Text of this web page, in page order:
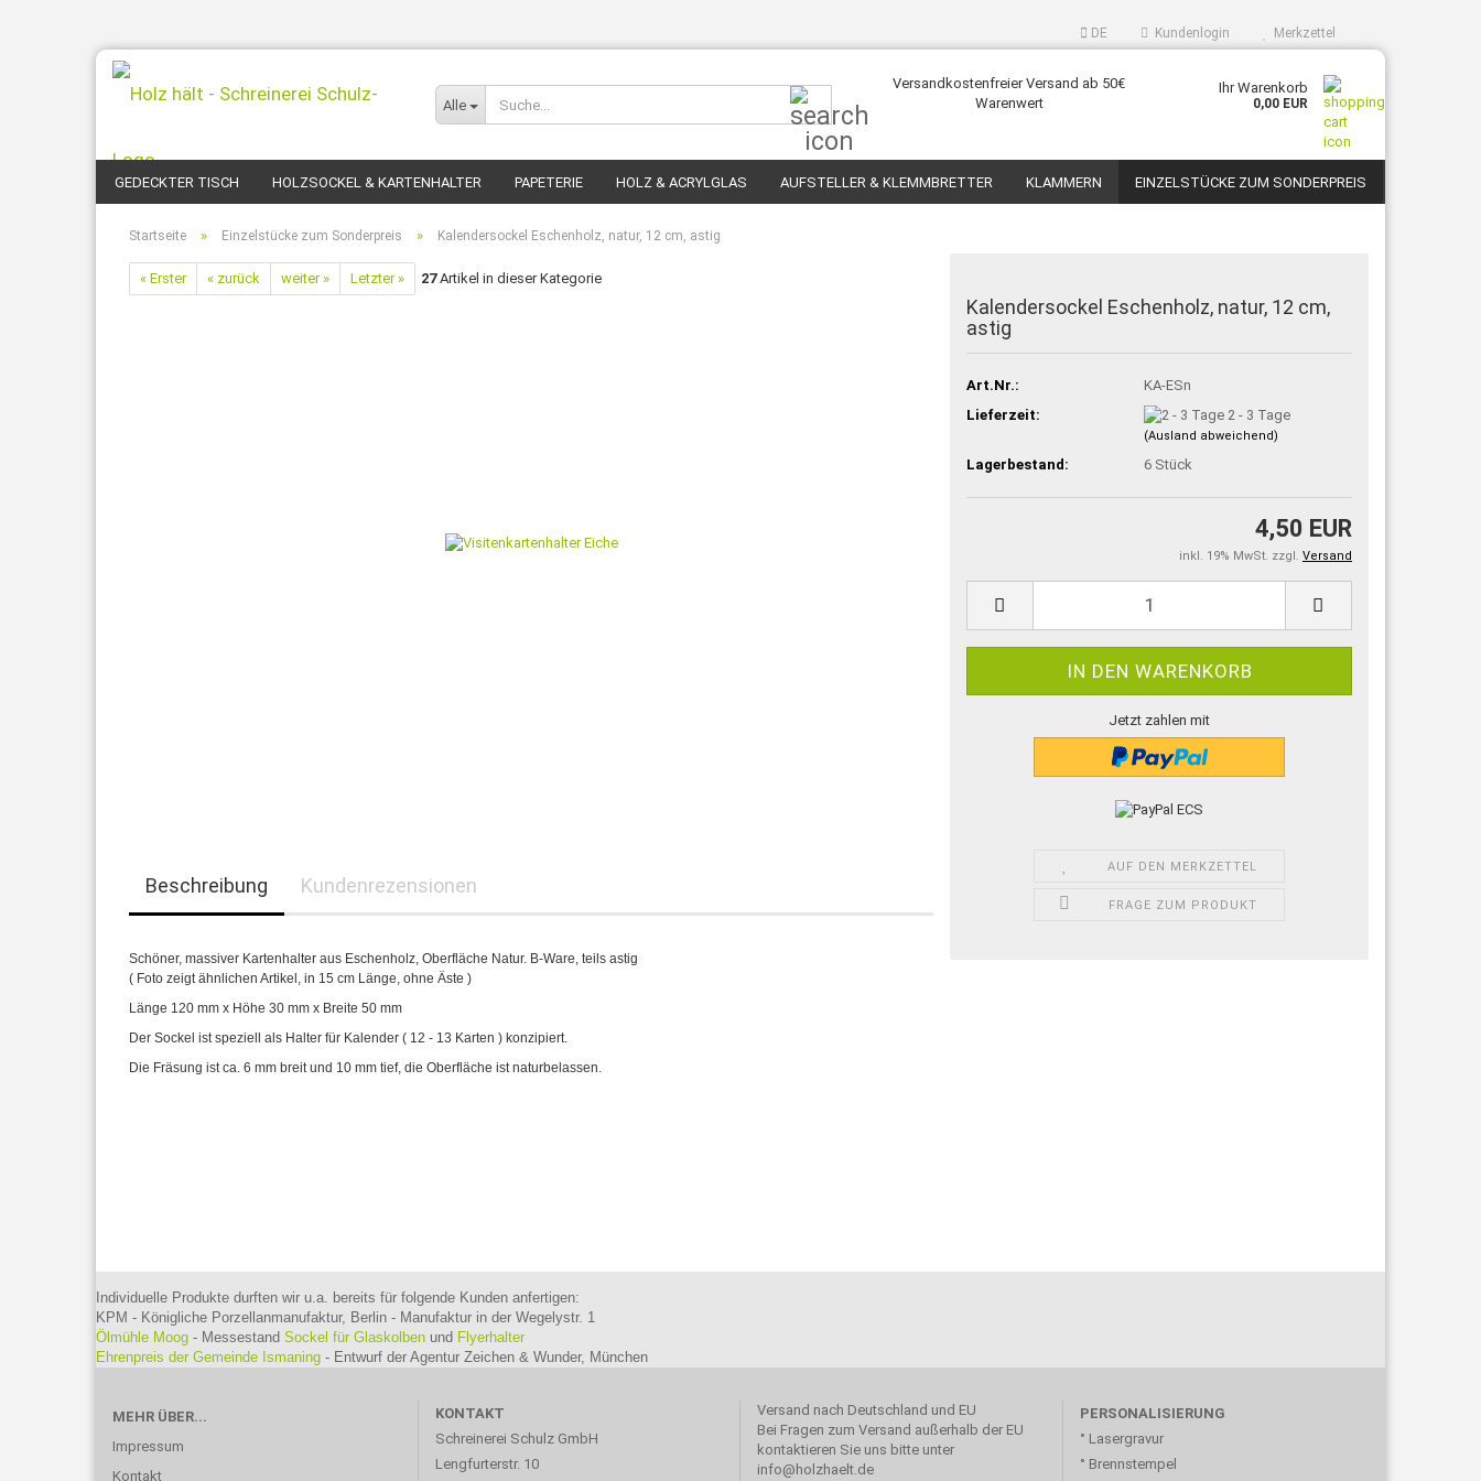
DE Kundenlogin Merkzettel
Alle
Versandkostenfreier Versand ab 50€
Warenwert
Ihr Warenkorb
0,00 EUR
GEDECKTER TISCH HOLZSOCKEL & KARTENHALTER PAPETERIE HOLZ & ACRYLGLAS AUFSTELLER & KLEMMBRETTER KLAMMERN EINZELSTÜCKE ZUM SONDERPREIS
Startseite » Einzelstücke zum Sonderpreis » Kalendersockel Eschenholz, natur, 12 cm, astig
« Erster « zurück weiter » Letzter » 27Artikel in dieser Kategorie
Kalendersockel Eschenholz, natur, 12 cm,
astig
Art.Nr.:
KA-ESn
Lieferzeit:
2 - 3 Tage
(Ausland abweichend)
Lagerbestand: 6 Stück
4,50 EUR
inkl. 19% MwSt. zzgl. Versand
Jetzt zahlen mit
AUF DEN MERKZETTEL
FRAGE ZUM PRODUKT
Beschreibung Kundenrezensionen
Schöner, massiver Kartenhalter aus Eschenholz, Oberfläche Natur. B-Ware, teils astig
( Foto zeigt ähnlichen Artikel, in 15 cm Länge, ohne Äste )
Länge 120 mm x Höhe 30 mm x Breite 50 mm
Der Sockel ist speziell als Halter für Kalender ( 12 - 13 Karten ) konzipiert.
Die Fräsung ist ca. 6 mm breit und 10 mm tief, die Oberfläche ist naturbelassen.
Individuelle Produkte durften wir u.a. bereits für folgende Kunden anfertigen:
KPM - Königliche Porzellanmanufaktur, Berlin - Manufaktur in der Wegelystr. 1
Ölmühle Moog - Messestand Sockel für Glaskolben und Flyerhalter
Ehrenpreis der Gemeinde Ismaning - Entwurf der Agentur Zeichen & Wunder, München
MEHR ÜBER...
Impressum
Kontakt
KONTAKT
Schreinerei Schulz GmbH
Lengfurterstr. 10
Versand nach Deutschland und EU
Bei Fragen zum Versand außerhalb der EU
kontaktieren Sie uns bitte unter
info@holzhaelt.de
PERSONALISIERUNG
° Lasergravur
° Brennstempel